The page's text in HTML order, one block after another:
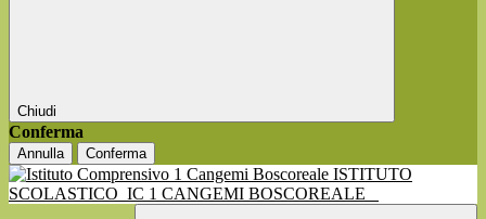
Chiudi
Conferma
Annulla Conferma
ISTITUTO
SCOLASTICO IC 1 CANGEMI BOSCOREALE